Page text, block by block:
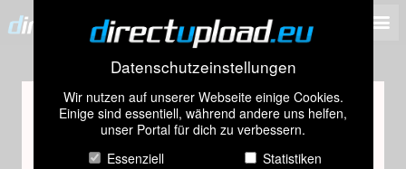
Datenschutzeinstellungen
Wir nutzen auf unserer Webseite einige Cookies.
Einige sind essentiell, während andere uns helfen,
unser Portal für dich zu verbessern.
Essenziell
Statistiken
Altersprüfung
Dieses Bild scheint Inhalte zu enthalten, die nur für
Personen über 18 Jahren geeignet sind.